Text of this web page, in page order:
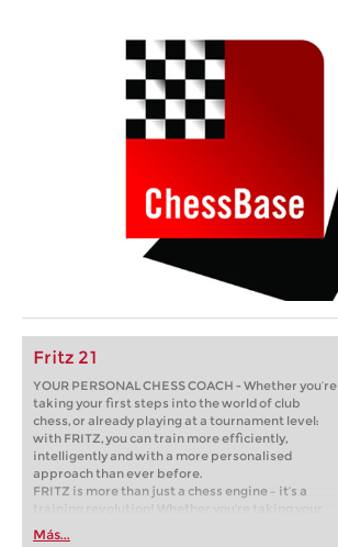
Fritz 21
YOUR PERSONAL CHESS COACH - Whether you’re
taking your first steps into the world of club
chess, or already playing at a tournament level:
with FRITZ, you can train more efficiently,
intelligently and with a more personalised
approach than ever before.
FRITZ is more than just a chess engine – it’s a
training revolution! Whether you’re taking your
first steps into the world of club chess, or already
playing at a tournament level: with FRITZ, you can
Más...